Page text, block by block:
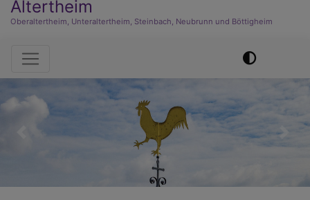
Altertheim
Oberaltertheim, Unteraltertheim, Steinbach, Neubrunn und Böttigheim
Hauptnavigation
Previous Next